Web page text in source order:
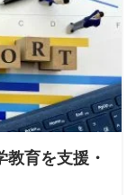
教育を支援・